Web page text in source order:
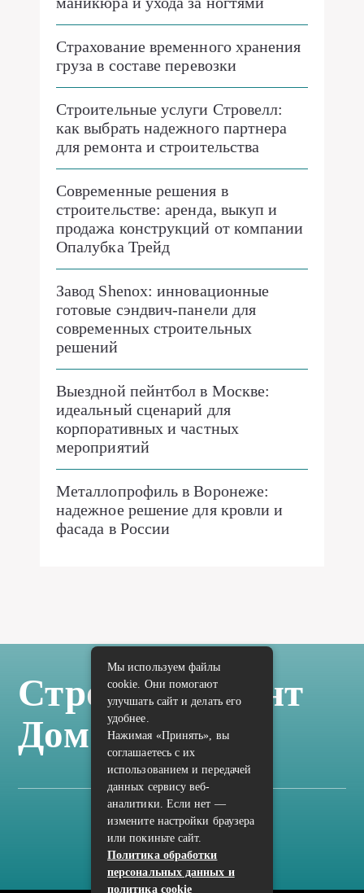
Страхование временного хранения
груза в составе перевозки
Строительные услуги Стровелл:
как выбрать надежного партнера
для ремонта и строительства
Современные решения в
строительстве: аренда, выкуп и
продажа конструкций от компании
Опалубка Трейд
Завод Shenox: инновационные
готовые сэндвич-панели для
современных строительных
решений
Выездной пейнтбол в Москве:
идеальный сценарий для
корпоративных и частных
мероприятий
Металлопрофиль в Воронеже:
надежное решение для кровли и
фасада в России
Стройка Ремонт
Дом Отделка
Карта сайта
Политика конфиденциальности
Мы используем файлы
cookie. Они помогают
улучшать сайт и делать его
удобнее.
Нажимая «Принять», вы
соглашаетесь с их
использованием и передачей
данных сервису веб-
аналитики. Если нет —
измените настройки браузера
или покиньте сайт.
Политика обработки
персональных данных и
политика cookie